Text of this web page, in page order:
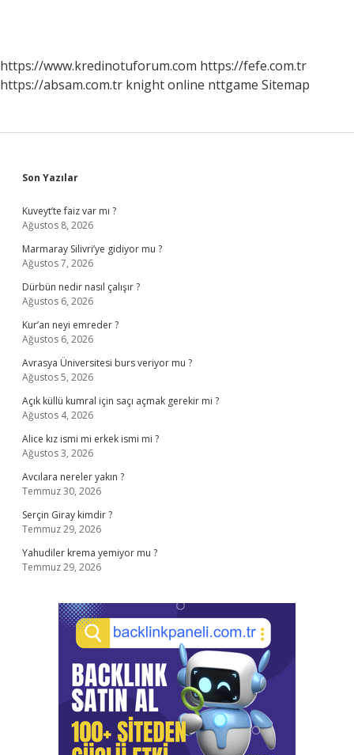
https://www.kredinotuforum.com https://fefe.com.tr
https://absam.com.tr knight online nttgame Sitemap
Sidebar
Son Yazılar
Kuveyt’te faiz var mı ?
Ağustos 8, 2026
Marmaray Silivri’ye gidiyor mu ?
Ağustos 7, 2026
Dürbün nedir nasıl çalışır ?
Ağustos 6, 2026
Kur’an neyi emreder ?
Ağustos 6, 2026
Avrasya Üniversitesi burs veriyor mu ?
Ağustos 5, 2026
Açık küllü kumral için saçı açmak gerekir mi ?
Ağustos 4, 2026
Alice kız ismi mi erkek ismi mi ?
Ağustos 3, 2026
Avcılara nereler yakın ?
Temmuz 30, 2026
Serçin Giray kimdir ?
Temmuz 29, 2026
Yahudiler krema yemiyor mu ?
Temmuz 29, 2026